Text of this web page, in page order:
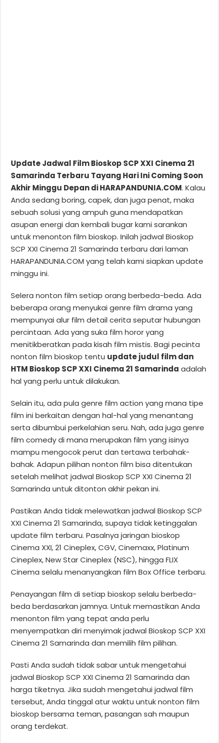
Update Jadwal Film Bioskop SCP XXI Cinema 21
Samarinda Terbaru Tayang Hari Ini Coming Soon
Akhir Minggu Depan di HARAPANDUNIA.COM. Kalau
Anda sedang boring, capek, dan juga penat, maka
sebuah solusi yang ampuh guna mendapatkan
asupan energi dan kembali bugar kami sarankan
untuk menonton film bioskop. Inilah jadwal Bioskop
SCP XXI Cinema 21 Samarinda terbaru dari laman
HARAPANDUNIA.COM yang telah kami siapkan update
minggu ini.
Selera nonton film setiap orang berbeda-beda. Ada
beberapa orang menyukai genre film drama yang
mempunyai alur film detail cerita seputar hubungan
percintaan. Ada yang suka film horor yang
menitikberatkan pada kisah film mistis. Bagi pecinta
nonton film bioskop tentu update judul film dan
HTM Bioskop SCP XXI Cinema 21 Samarinda adalah
hal yang perlu untuk dilakukan.
Selain itu, ada pula genre film action yang mana tipe
film ini berkaitan dengan hal-hal yang menantang
serta dibumbui perkelahian seru. Nah, ada juga genre
film comedy di mana merupakan film yang isinya
mampu mengocok perut dan tertawa terbahak-
bahak. Adapun pilihan nonton film bisa ditentukan
setelah melihat jadwal Bioskop SCP XXI Cinema 21
Samarinda untuk ditonton akhir pekan ini.
Pastikan Anda tidak melewatkan jadwal Bioskop SCP
XXI Cinema 21 Samarinda, supaya tidak ketinggalan
update film terbaru. Pasalnya jaringan bioskop
Cinema XXI, 21 Cineplex, CGV, Cinemaxx, Platinum
Cineplex, New Star Cineplex (NSC), hingga FLIX
Cinema selalu menanyangkan film Box Office terbaru.
Penayangan film di setiap bioskop selalu berbeda-
beda berdasarkan jamnya. Untuk memastikan Anda
menonton film yang tepat anda perlu
menyempatkan diri menyimak jadwal Bioskop SCP XXI
Cinema 21 Samarinda dan memilih film pilihan.
Pasti Anda sudah tidak sabar untuk mengetahui
jadwal Bioskop SCP XXI Cinema 21 Samarinda dan
harga tiketnya. Jika sudah mengetahui jadwal film
tersebut, Anda tinggal atur waktu untuk nonton film
bioskop bersama teman, pasangan sah maupun
orang terdekat.